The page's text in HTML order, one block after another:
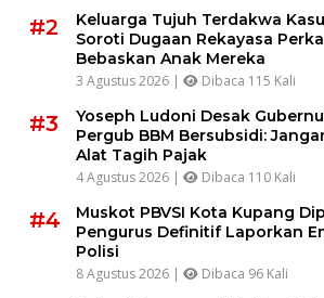
#2
Keluarga Tujuh Terdakwa
Soroti Dugaan Rekayasa
Bebaskan Anak Mereka
3 Agustus 2026 | Dibaca 115 Kali
#3
Yoseph Ludoni Desak
Pergub BBM Bersubsidi:
Alat Tagih Pajak
4 Agustus 2026 | Dibaca 110 Kali
#4
Muskot PBVSI Kota Kupang
Pengurus Definitif Laporkan
Polisi
8 Agustus 2026 | Dibaca 96 Kali